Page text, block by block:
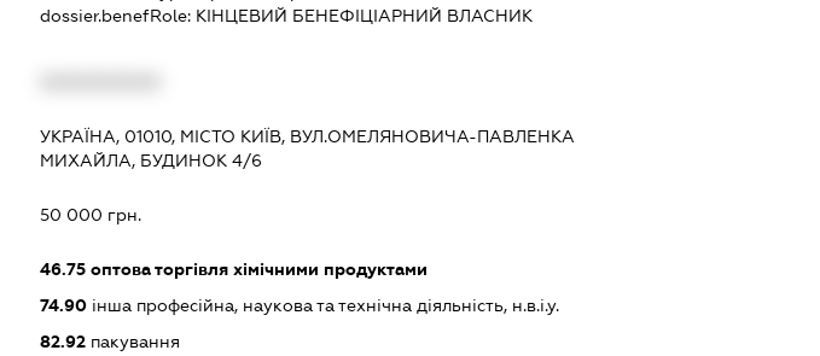
dossier.benefRole: КІНЦЕВИЙ БЕНЕФІЦІАРНИЙ ВЛАСНИК
УКРАЇНА, 01010, МІСТО КИЇВ, ВУЛ.ОМЕЛЯНОВИЧА-ПАВЛЕНКА
МИХАЙЛА, БУДИНОК 4/6
50 000 грн.
46.75оптова торгівля хімічними продуктами
74.90інша професійна, наукова та технічна діяльність, н.в.і.у.
82.92пакування